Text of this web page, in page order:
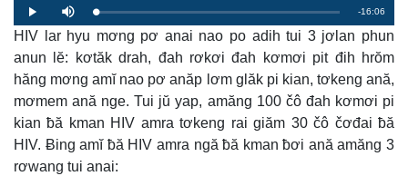
Play Mute Loaded:
0%
Progress:
0%
Remaining
Time
-16:06
HIV lar hyu mơng pơ anai nao po adih tui 3 jơlan phun
anun lĕ: kơtăk drah, đah rơkơi đah kơmơi pit đih hrŏm
hăng mơng amĭ nao pơ anăp lơm glăk pi kian, tơkeng ană,
mơmem ană nge. Tui jŭ yap, amăng 100 čô đah kơmơi pi
kian ƀă kman HIV amra tơkeng rai giăm 30 čô čơđai ƀă
HIV. Ƀing amĭ ƀă HIV amra ngă ƀă kman ƀơi ană amăng 3
rơwang tui anai: